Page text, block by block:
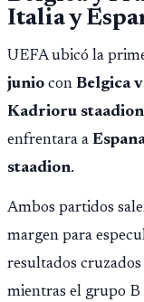
Italia y
UEFA ubicó la
junio con Belgica
Kadrioru staadion
enfrentara a
staadion.
Ambos partidos
margen para
resultados
mientras el grupo